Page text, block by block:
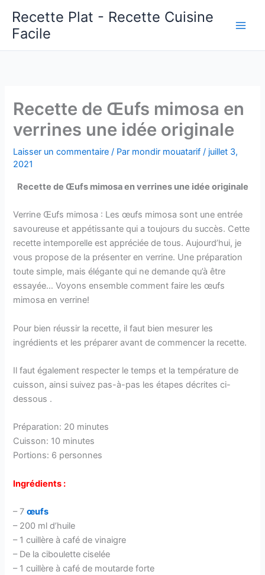
contenu
Recette Plat - Recette Cuisine
Facile
Recette de Œufs mimosa en
verrines une idée originale
Laisser un commentaire / Par mondir mouatarif/ juillet 3,
2021
Recette de Œufs mimosa en verrines une idée originale
Verrine Œufs mimosa : Les œufs mimosa sont une entrée
savoureuse et appétissante qui a toujours du succès. Cette
recette intemporelle est appréciée de tous. Aujourd’hui, je
vous propose de la présenter en verrine. Une préparation
toute simple, mais élégante qui ne demande qu’à être
essayée… Voyons ensemble comment faire les œufs
mimosa en verrine!
Pour bien réussir la recette, il faut bien mesurer les
ingrédients et les préparer avant de commencer la recette.
Il faut également respecter le temps et la température de
cuisson, ainsi suivez pas-à-pas les étapes décrites ci-
dessous .
Préparation: 20 minutes
Cuisson: 10 minutes
Portions: 6 personnes
Ingrédients :
– 7œufs
– 200 ml d’huile
– 1 cuillère à café de vinaigre
– De la ciboulette ciselée
– 1 cuillère à café de moutarde forte